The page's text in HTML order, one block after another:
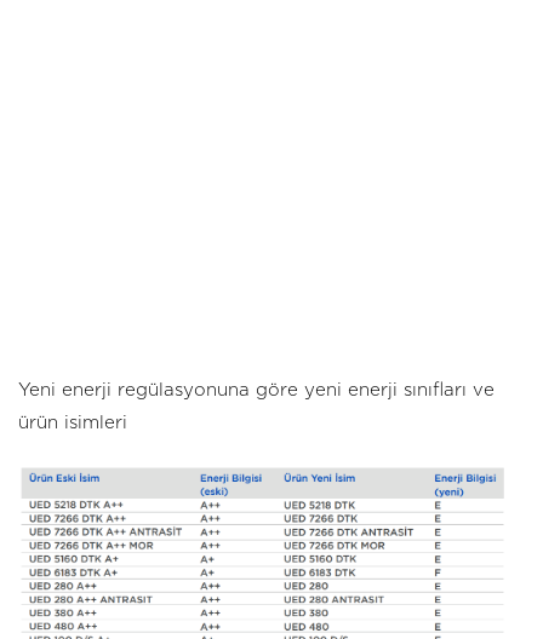
Yeni enerji regülasyonuna göre yeni enerji sınıfları ve
ürün isimleri